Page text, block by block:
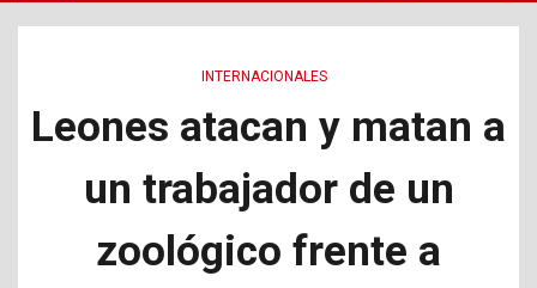
INTERNACIONALES
Leones atacan y matan a
un trabajador de un
zoológico frente a